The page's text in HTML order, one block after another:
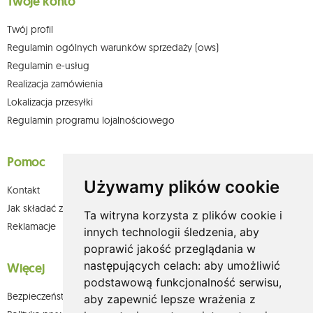
Używamy plików cookie
Ta witryna korzysta z plików cookie i
innych technologii śledzenia, aby
poprawić jakość przeglądania w
następujących celach: aby umożliwić
podstawową funkcjonalność serwisu,
aby zapewnić lepsze wrażenia z
Twój profil
Regulamin ogólnych warunków sprzedaży (ows)
Regulamin e-usług
Realizacja zamówienia
Lokalizacja przesyłki
Regulamin programu lojalnościowego
Pomoc
Kontakt
Jak składać zamówienia w sklepie olium.pl?
Reklamacje
Więcej
Bezpieczeństwo płatności